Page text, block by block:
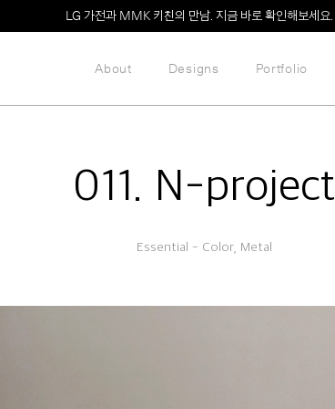
LG 가전과 MMK 키친의 만남. 지금 바로 확인해보세요.
About Designs Portfolio
011. N-project
Essential - Color, Metal